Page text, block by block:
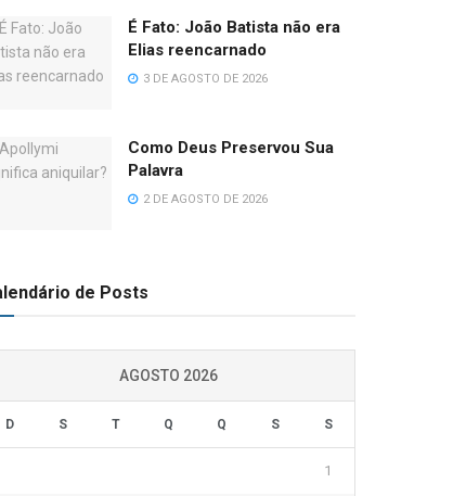
É Fato: João Batista não era
Elias reencarnado
3 DE AGOSTO DE 2026
Como Deus Preservou Sua
Palavra
2 DE AGOSTO DE 2026
de Posts
AGOSTO 2026
D S T Q Q S S
1